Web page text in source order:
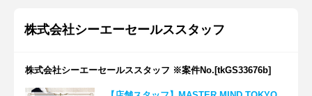
株式会社シーエーセールススタッフ
株式会社シーエーセールススタッフ ※案件No.[tkGS33676b]